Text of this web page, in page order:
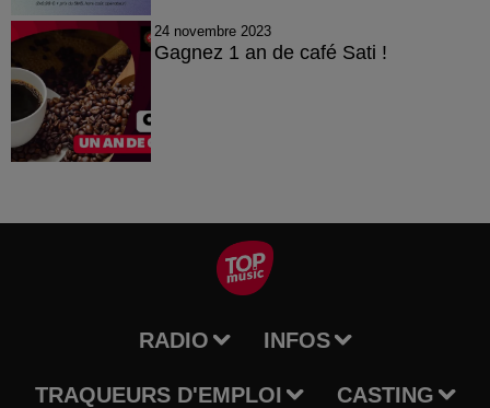
24 novembre 2023
Gagnez 1 an de café Sati !
RADIO INFOS
TRAQUEURS D'EMPLOI CASTING